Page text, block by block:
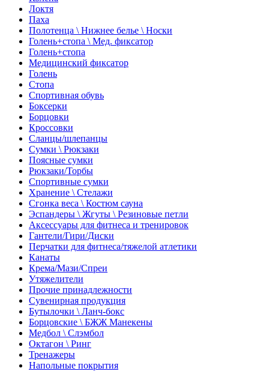
Локтя
Паха
Полотенца \ Нижнее белье \ Носки
Голень+стопа \ Мед. фиксатор
Голень+стопа
Медицинский фиксатор
Голень
Стопа
Спортивная обувь
Боксерки
Борцовки
Кроссовки
Сланцы/шлепанцы
Сумки \ Рюкзаки
Поясные сумки
Рюкзаки/Торбы
Спортивные сумки
Хранение \ Стелажи
Сгонка веса \ Костюм сауна
Эспандеры \ Жгуты \ Резиновые петли
Аксессуары для фитнеса и тренировок
Гантели/Гири/Диски
Перчатки для фитнеса/тяжелой атлетики
Канаты
Крема/Мази/Спреи
Утяжелители
Прочие принадлежности
Сувенирная продукция
Бутылочки \ Ланч-бокс
Борцовские \ БЖЖ Манекены
Медбол \ Слэмбол
Октагон \ Ринг
Тренажеры
Напольные покрытия